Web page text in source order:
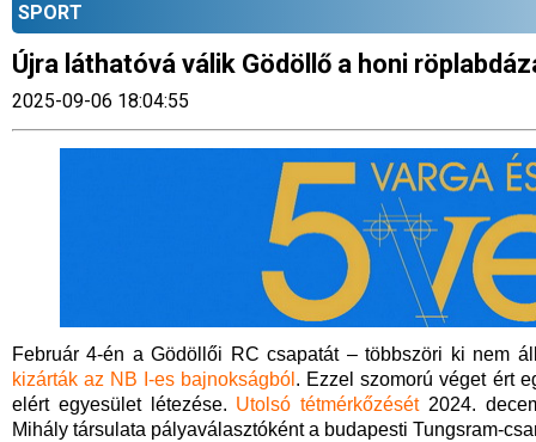
SPORT
Újra láthatóvá válik Gödöllő a honi
2025-09-06 18:04:55
Február 4-én a Gödöllői RC csapatát – többszöri ki nem
kizárták az NB I-es bajnokságból . Ezzel szomorú véget ért
elért egyesület létezése. Utolsó tétmérkőzését2024.
Mihály társulata pályaválasztóként a budapesti Tungsram-